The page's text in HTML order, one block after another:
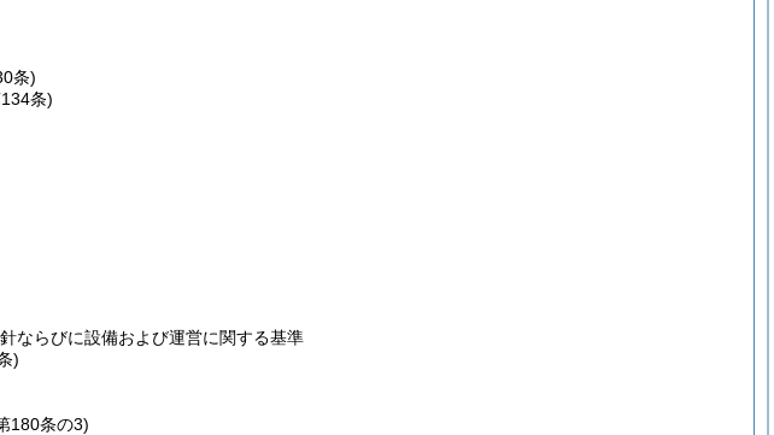
条)
条)
ならびに設備および運営に関する基準
)
180条の3)